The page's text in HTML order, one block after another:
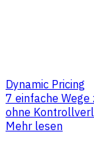
Dynamic Pricing
7 einfache
ohne
Mehr lesen